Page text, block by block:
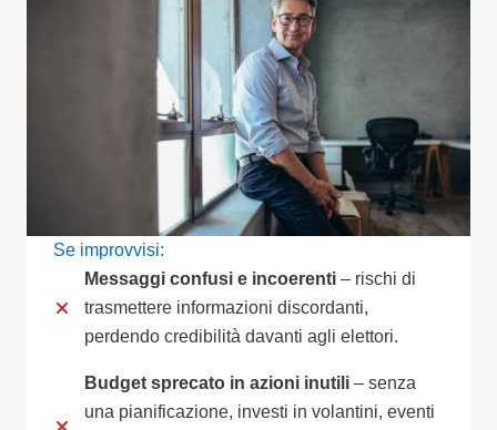
Se improvvisi:
Messaggi confusi e incoerenti – rischi di
trasmettere informazioni discordanti,
perdendo credibilità davanti agli elettori.
Budget sprecato in azioni inutili – senza
una pianificazione, investi in volantini, eventi